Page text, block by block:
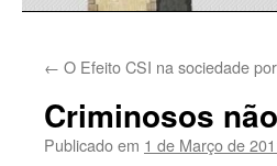
para
conteúdo
← O Efeito CSI na sociedade
Criminosos
Publicado em 1 de Março de